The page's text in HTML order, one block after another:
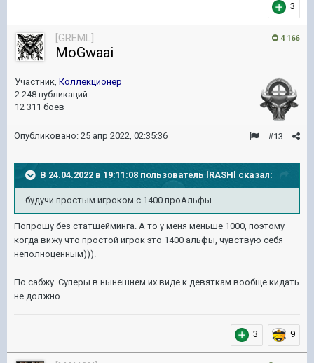
3
4 166
[GREML]
MoGwaai
Участник, Коллекционер
2 248 публикаций
12 311 боёв
#13
Опубликовано: 25 апр 2022, 02:35:36
В 24.04.2022 в 19:11:08 пользователь lRASHl сказал:
будучи простым игроком с 1400 проАльфы
Попрошу без статшейминга. А то у меня меньше 1000, поэтому
когда вижу что простой игрок это 1400 альфы, чувствую себя
неполноценным))).
По сабжу. Суперы в нынешнем их виде к девяткам вообще кидать
не должно.
3 9